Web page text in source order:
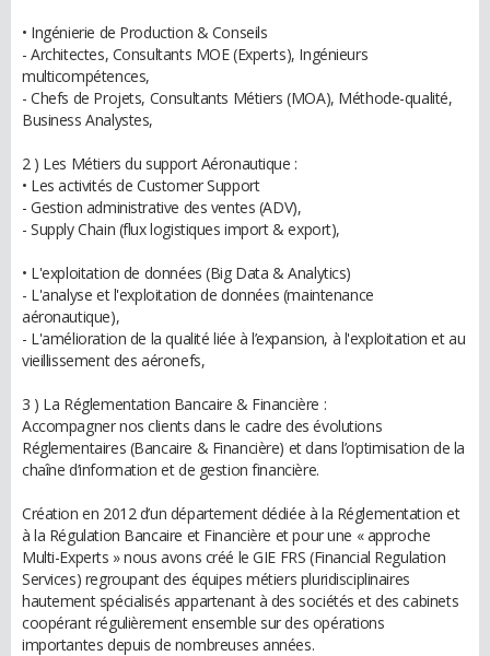
• Ingénierie de Production & Conseils
- Architectes, Consultants MOE (Experts), Ingénieurs
multicompétences,
- Chefs de Projets, Consultants Métiers (MOA), Méthode-qualité,
Business Analystes,
2 ) Les Métiers du support Aéronautique :
• Les activités de Customer Support
- Gestion administrative des ventes (ADV),
- Supply Chain (flux logistiques import & export),
• L'exploitation de données (Big Data & Analytics)
- L'analyse et l'exploitation de données (maintenance
aéronautique),
- L'amélioration de la qualité liée à l’expansion, à l'exploitation et au
vieillissement des aéronefs,
3 ) La Réglementation Bancaire & Financière :
Accompagner nos clients dans le cadre des évolutions
Réglementaires (Bancaire & Financière) et dans l’optimisation de la
chaîne d’information et de gestion financière.
Création en 2012 d’un département dédiée à la Réglementation et
à la Régulation Bancaire et Financière et pour une « approche
Multi-Experts » nous avons créé le GIE FRS (Financial Regulation
Services) regroupant des équipes métiers pluridisciplinaires
hautement spécialisés appartenant à des sociétés et des cabinets
coopérant régulièrement ensemble sur des opérations
importantes depuis de nombreuses années.